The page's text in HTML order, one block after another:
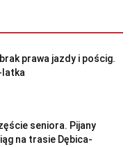
prawa jazdy i pościg.
latka
seniora. Pijany
na trasie Dębica-